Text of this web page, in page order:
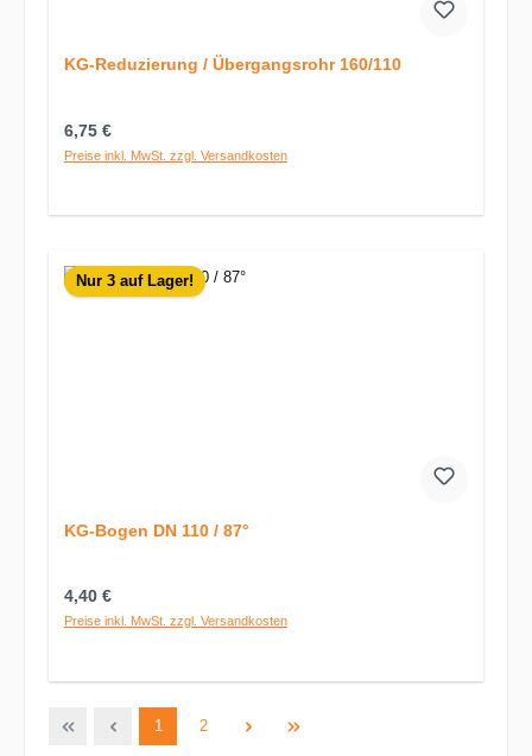
KG-Reduzierung / Übergangsrohr 160/110
Regulärer Preis:
6,75 €
Preise inkl. MwSt. zzgl. Versandkosten
Nur 3 auf Lager!
KG-Bogen DN 110 / 87°
Regulärer Preis:
4,40 €
Preise inkl. MwSt. zzgl. Versandkosten
Seite
1 Seite
2